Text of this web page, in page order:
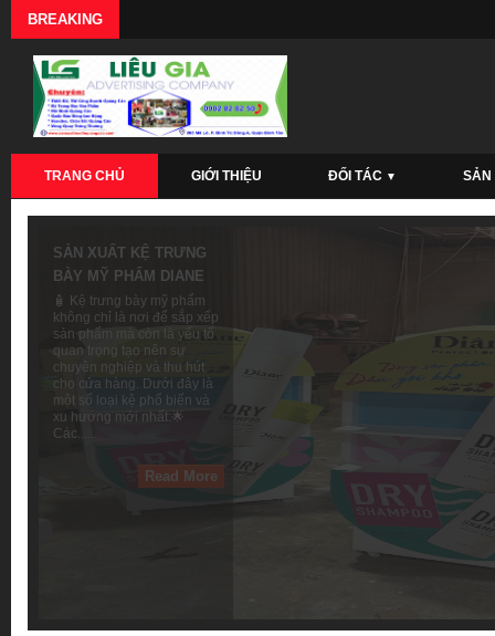
BREAKING
TRANG CHỦ GIỚI THIỆU ĐỐI TÁC ▼ SẢN
SẢN XUẤT BOOTH
QUANG CÁO RAINBOW
Booth quảng cáo là một
không gian trưng bày nhỏ
gọn, được thiết kế để giới
thiệu sản phẩm, dịch vụ
hoặc thương hiệu tại các
sự kiện, hội chợ, siêu thị,
trung tâm thương mại hoặc
nơi công cộng đông người.
🎯......
Read More